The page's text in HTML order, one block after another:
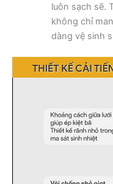
luôn sạch sẽ.
không chỉ
dàng vệ sinh